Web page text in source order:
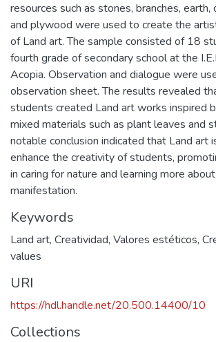
resources such as stones, branches, earth,
and plywood were used to create the
of Land art. The sample consisted of 18
fourth grade of secondary school at the
Acopia. Observation and dialogue were
observation sheet. The results revealed
students created Land art works inspired
mixed materials such as plant leaves and
notable conclusion indicated that Land art
enhance the creativity of students,
in caring for nature and learning more
manifestation.
Keywords
Land art, Creatividad, Valores estéticos,
values
URI
https://hdl.handle.net/20.500.14400/10
Collections